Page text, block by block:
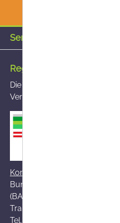
Service-Hotline
Registrierte
Die von Ihnen aufgerufene
Versandapothekenregister
Kontakt zum BASG
Bundesamt für Sicherheit im
(BASG), AGES-
Traisengasse 5, A-1200 Wien
Tel.: